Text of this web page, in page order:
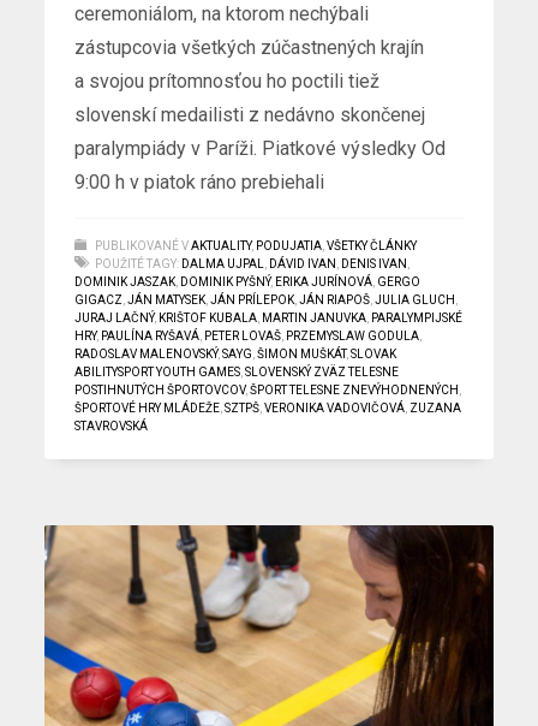
ceremoniálom, na ktorom nechýbali
zástupcovia všetkých zúčastnených krajín
a svojou prítomnosťou ho poctili tiež
slovenskí medailisti z nedávno skončenej
paralympiády v Paríži. Piatkové výsledky Od
9:00 h v piatok ráno prebiehali
PUBLIKOVANÉ V AKTUALITY, PODUJATIA ,VŠETKY ČLÁNKY
POUŽITÉ TAGY: DALMA UJPAL DÁVID IVAN DENIS IVAN
DOMINIK JASZAK DOMINIK PYŠNÝ, ERIKA JURÍNOVÁ GERGO
GIGACZ ,JÁN MATYSEK ,JÁN PRÍLEPOK ,JÁN RIAPOŠ ,JULIA GLUCH
JURAJ LAČNÝ, KRIŠTOF KUBALA MARTIN JANUVKA PARALYMPIJSKÉ
HRY, PAULÍNA RYŠAVÁ PETER LOVAŠ PRZEMYSLAW GODULA
RADOSLAV MALENOVSKÝ,SAYG ,ŠIMON MUŠKÁT,SLOVAK
ABILITYSPORT YOUTH GAMES ,SLOVENSKÝ ZVÄZ TELESNE
POSTIHNUTÝCH ŠPORTOVCOV,ŠPORT TELESNE ZNEVÝHODNENÝCH
ŠPORTOVÉ HRY MLÁDEŽE ,SZTPŠ ,VERONIKA VADOVIČOVÁ ZUZANA
STAVROVSKÁ